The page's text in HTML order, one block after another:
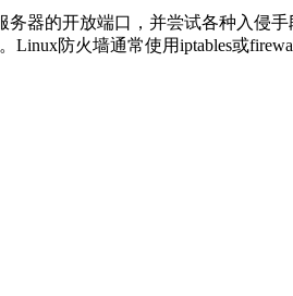
的开放端口，并尝试各种入侵
防火墙通常使用iptables或